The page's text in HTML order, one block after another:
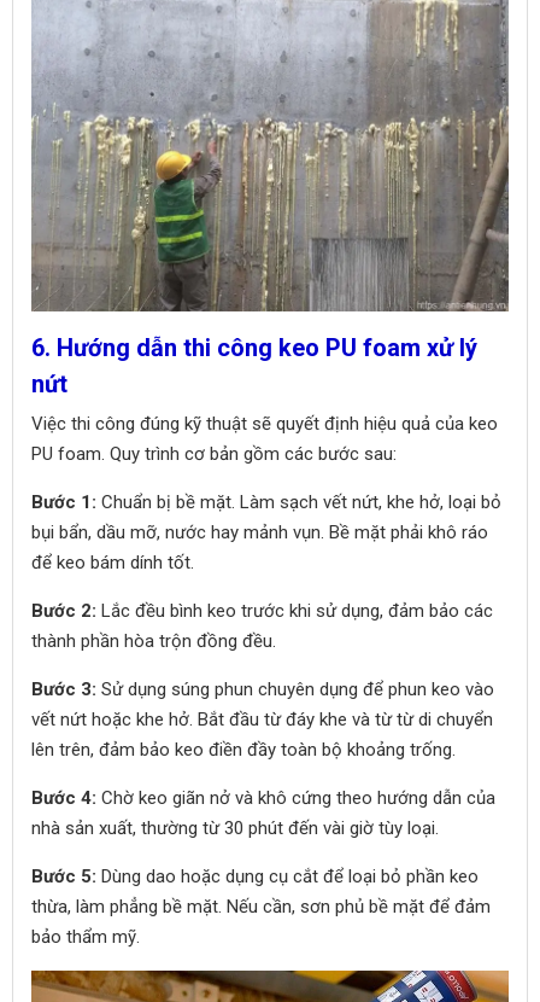
6. Hướng dẫn thi công keo PU foam xử lý
nứt
Việc thi công đúng kỹ thuật sẽ quyết định hiệu quả của keo
PU foam. Quy trình cơ bản gồm các bước sau:
Bước 1: Chuẩn bị bề mặt. Làm sạch vết nứt, khe hở, loại bỏ
bụi bẩn, dầu mỡ, nước hay mảnh vụn. Bề mặt phải khô ráo
để keo bám dính tốt.
Bước 2: Lắc đều bình keo trước khi sử dụng, đảm bảo các
thành phần hòa trộn đồng đều.
Bước 3: Sử dụng súng phun chuyên dụng để phun keo vào
vết nứt hoặc khe hở. Bắt đầu từ đáy khe và từ từ di chuyển
lên trên, đảm bảo keo điền đầy toàn bộ khoảng trống.
Bước 4: Chờ keo giãn nở và khô cứng theo hướng dẫn của
nhà sản xuất, thường từ 30 phút đến vài giờ tùy loại.
Bước 5: Dùng dao hoặc dụng cụ cắt để loại bỏ phần keo
thừa, làm phẳng bề mặt. Nếu cần, sơn phủ bề mặt để đảm
bảo thẩm mỹ.